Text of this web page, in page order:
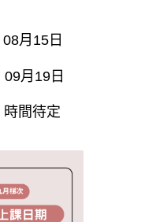
08月15日
09月19日
時間待定